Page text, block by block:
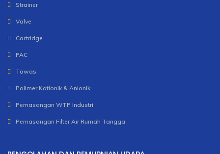
Strainer
Valve
Cartridge
PAC
Tawas
Polimer Kationik & Anionik
Pemasangan WTP Industri
Pemasangan Filter Air Rumah Tangga